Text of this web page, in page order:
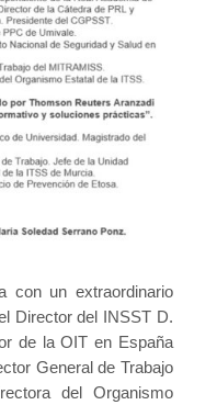
con un extraordinario
Director del INSST D.
de la OIT en España
General de Trabajo
del Organismo